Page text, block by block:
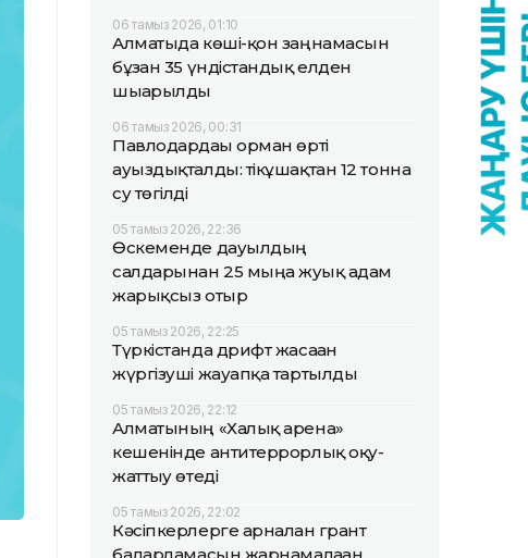
06 тамыз 2026, 01:10
Алматыда көші-қон заңнамасын
бұзған 35 үндістандық елден
шығарылды
06 тамыз 2026, 00:31
Павлодардағы орман өрті
ауыздықталды: тікұшақтан 12 тонна
су төгілді
05 тамыз 2026, 22:36
Өскеменде дауылдың
салдарынан 25 мыңға жуық адам
жарықсыз отыр
05 тамыз 2026, 22:25
Түркістанда дрифт жасаған
жүргізуші жауапқа тартылды
05 тамыз 2026, 22:12
Алматының «Халық арена»
кешенінде антитеррорлық оқу-
жаттығу өтеді
05 тамыз 2026, 22:02
Кәсіпкерлерге арналған грант